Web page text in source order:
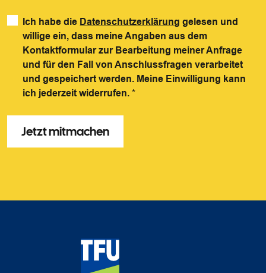
Ich habe die Datenschutzerklärung gelesen und
willige ein, dass meine Angaben aus dem
Kontaktformular zur Bearbeitung meiner Anfrage
und für den Fall von Anschlussfragen verarbeitet
und gespeichert werden. Meine Einwilligung kann
ich jederzeit widerrufen.*